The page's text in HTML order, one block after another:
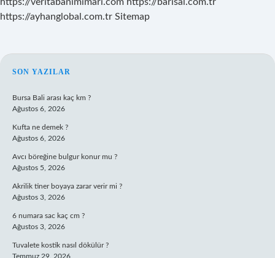
https://ayhanglobal.com.tr Sitemap
SIDEBAR
SON YAZILAR
Bursa Bali arası kaç km ?
Ağustos 6, 2026
Kufta ne demek ?
Ağustos 6, 2026
Avcı böreğine bulgur konur mu ?
Ağustos 5, 2026
Akrilik tiner boyaya zarar verir mi ?
Ağustos 3, 2026
6 numara sac kaç cm ?
Ağustos 3, 2026
Tuvalete kostik nasıl dökülür ?
Temmuz 29, 2026